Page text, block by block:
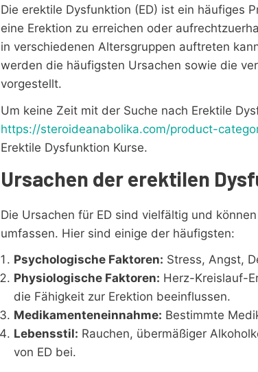
Die erektile Dysfunktion (ED) ist ein häufiges
eine Erektion zu erreichen oder
in verschiedenen Altersgruppen auftreten
werden die häufigsten Ursachen sowie die
vorgestellt.
Um keine Zeit mit der Suche nach Erektile
https://steroideanabolika.com/product-
Erektile Dysfunktion Kurse.
Ursachen der erektilen
Die Ursachen für ED sind vielfältig und
umfassen. Hier sind einige der häufigsten:
Psychologische Faktoren: Stress, Angst,
Physiologische Faktoren: Herz-Kreislauf-
die Fähigkeit zur Erektion beeinflussen.
Medikamenteneinnahme: Bestimmte
Lebensstil: Rauchen, übermäßiger
von ED bei.